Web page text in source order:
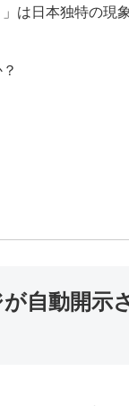
は日本独特の現
自動開示